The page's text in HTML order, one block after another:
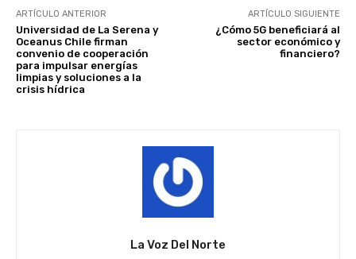
ARTÍCULO ANTERIOR
Universidad de La Serena y
Oceanus Chile firman
convenio de cooperación
para impulsar energías
limpias y soluciones a la
crisis hídrica
ARTÍCULO SIGUIENTE
¿Cómo 5G beneficiará al
sector económico y
financiero?
La Voz Del Norte